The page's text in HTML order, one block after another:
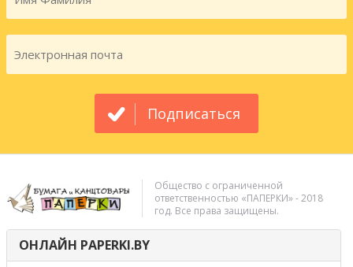
Подписаться
Общество с ограниченной
ответственностью «ПАПЕРКИ» - 2018
год. Все права защищены.
ОНЛАЙН PAPERKI.BY